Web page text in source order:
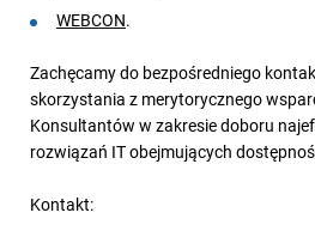
WEBCON.
Zachęcamy do bezpośredniego
skorzystania z merytorycznego
Konsultantów w zakresie doboru
rozwiązań IT obejmujących
Kontakt: